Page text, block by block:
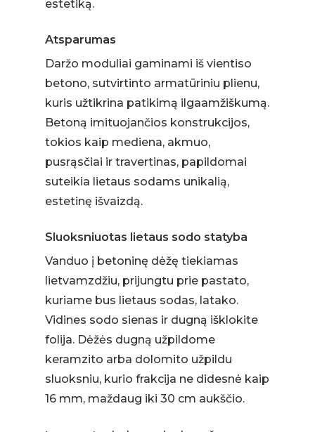
estetiką.
Atsparumas
Daržo moduliai gaminami iš vientiso
betono, sutvirtinto armatūriniu plienu,
kuris užtikrina patikimą ilgaamžiškumą.
Betoną imituojančios konstrukcijos,
tokios kaip mediena, akmuo,
pusrąsčiai ir travertinas, papildomai
suteikia lietaus sodams unikalią,
estetinę išvaizdą.
Sluoksniuotas lietaus sodo statyba
Vanduo į betoninę dėžę tiekiamas
lietvamzdžiu, prijungtu prie pastato,
kuriame bus lietaus sodas, latako.
Vidines sodo sienas ir dugną išklokite
folija. Dėžės dugną užpildome
keramzito arba dolomito užpildu
sluoksniu, kurio frakcija ne didesnė kaip
16 mm, maždaug iki 30 cm aukščio.